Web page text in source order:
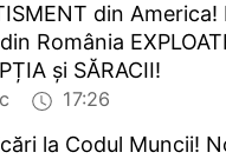
din
România
și SĂRACII!
17:26
la Codul Muncii!